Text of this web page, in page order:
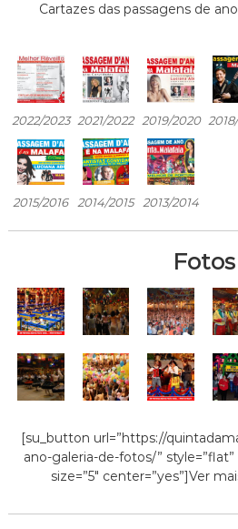
Cartazes das passagens de
2022/2023 2021/2022 2019/2020
2015/2016 2014/2015 2013/2014
Fotos
[su_button url=”https://
ano-galeria-de-fotos/” style=”flat”
size=”5″ center=”yes”]Ver